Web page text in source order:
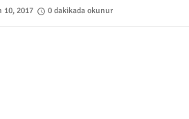
10, 2017
0 dakikada okunur